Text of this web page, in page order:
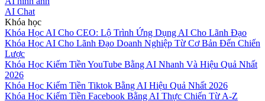
AI Chat
Khóa học
Khóa Học AI Cho CEO: Lộ Trình Ứng Dụng AI Cho Lãnh Đạo
Khóa Học AI Cho Lãnh Đạo Doanh Nghiệp Từ Cơ Bản Đến Chiến
Lược
Khóa Học Kiếm Tiền YouTube Bằng AI Nhanh Và Hiệu Quả Nhất
2026
Khóa Học Kiếm Tiền Tiktok Bằng AI Hiệu Quả Nhất 2026
Khóa Học Kiếm Tiền Facebook Bằng AI Thực Chiến Từ A-Z